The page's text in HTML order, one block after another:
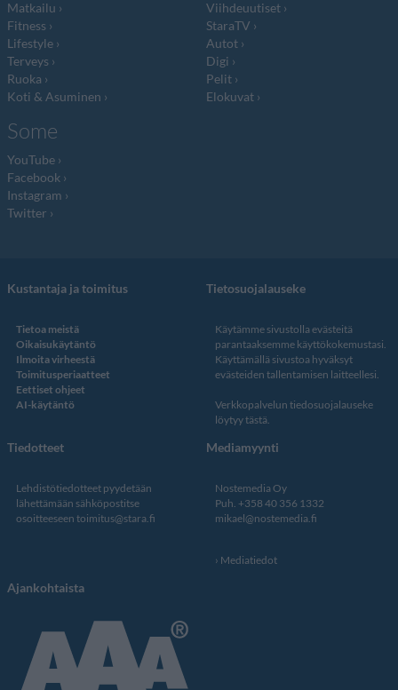
Matkailu
Fitness
Lifestyle
Terveys
Ruoka
Koti & Asuminen
Viihdeuutiset
StaraTV
Autot
Digi
Pelit
Elokuvat
Some
YouTube
Facebook
Instagram
Twitter
Kustantaja ja toimitus
Tietoa meistä
Oikaisukäytäntö
Ilmoita virheestä
Toimitusperiaatteet
Eettiset ohjeet
AI-käytäntö
Tietosuojalauseke
Käytämme sivustolla evästeitä
parantaaksemme käyttökokemustasi.
Käyttämällä sivustoa hyväksyt
evästeiden tallentamisen laitteellesi.
Verkkopalvelun tiedosuojalauseke
löytyy tästä
Tiedotteet
Lehdistötiedotteet pyydetään
lähettämään sähköpostitse
osoitteeseen toimitus@stara.fi
Mediamyynti
Nostemedia Oy
Puh. +358 40 356 1332
mikael@nostemedia.fi
Mediatiedot
Ajankohtaista